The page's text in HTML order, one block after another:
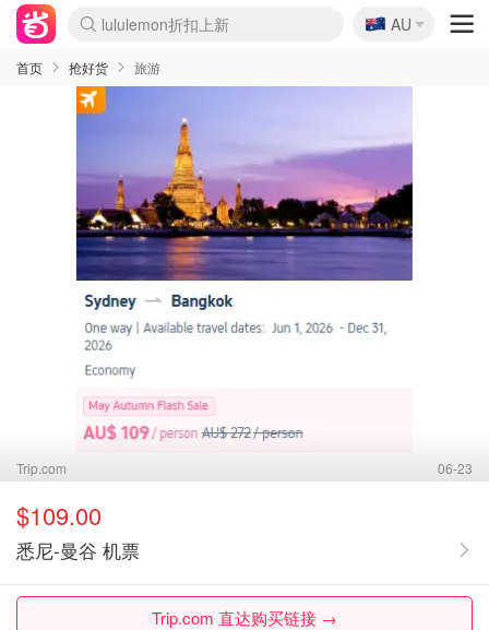
lululemon折扣上新
Sasa美妆护肤3.5折
SSENSE年中3折
FreshBeauty好价汇总
Cettire降价+叠9折
Farfetch折上8折
WWS Coles超市实拍
viagogo二手票捡漏
Myer清仓1折起
The Outnet奢牌1折起
David Jones 3折起
Flannels大牌1折
Perfumes Club护肤1折
AMIRO返校季6.2折
Oweek抽奖送Airpods
Amazon折扣汇总
eToro入金$200送$50
Amazon数码好物
ICONIC本周7.5折
ThedoubleF高奢地板价
Moose Knuckles 6折
丝芙兰5折起
EUFY官网3.7折起
Selenichast首饰2折
Trip机票酒店促销
YSL送5件彩妆礼
Amazon家居好物
BIGBANG巡演开票
David Jones时尚3折
Amazon美妆护肤
雅漾大喷$8
过敏原检测盒$33
伊索独家赠50ml沐浴露
科颜氏清仓3折
SEALIFE海洋馆门票6折
丝塔芙大白罐$16
订阅Newsletter送香薰
Cult Beauty 6.8折
Harrods圣诞日历2.3折
LN-CC奢牌私促3折
d'Alba空姐喷雾$16
EVE LOM套装逆天2折
Bernardelli独家4折
Adore Beauty 6折起
CT圣诞日历
Mytheresa奢品2.7折
Luxury Escapes 9折
Currentbody美容仪9折
MOON Garden Live
ALLSAINTS美衣3折
Roborock扫地机3.7折
Tingo Life水杯$24
Valentino官网5折
CR洗发护发6.3折
🇦🇺
AU
首页 抢好货 旅游
Trip.com 06-23
$109.00
悉尼-曼谷 机票
Trip.com 直达购买链接 →